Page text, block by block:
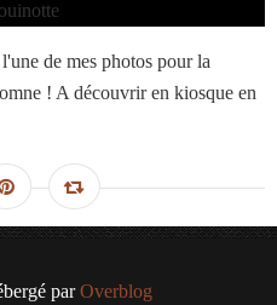
de mes photos pour la
! A découvrir en kiosque en
parOverblog